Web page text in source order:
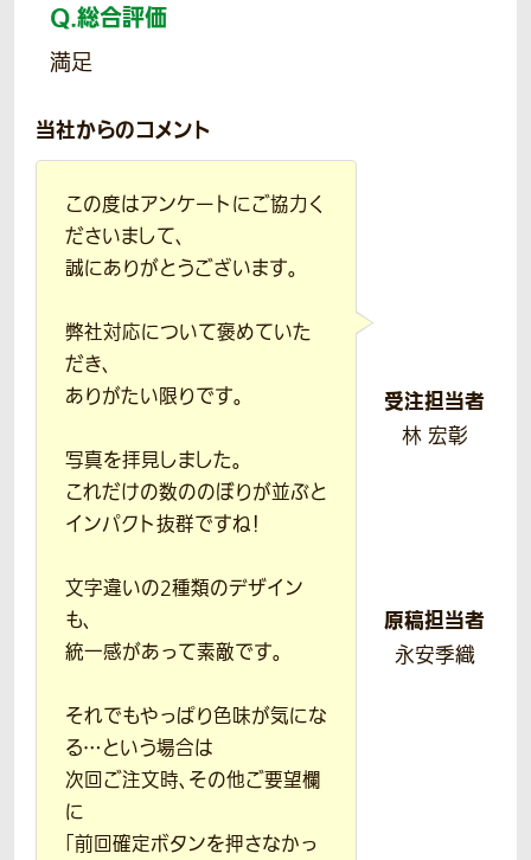
Q.総合評価
満足
当社からのコメント
この度はアンケートにご協力く
ださいまして、
誠にありがとうございます。
弊社対応について褒めていた
だき、
ありがたい限りです。
写真を拝見しました。
これだけの数ののぼりが並ぶと
インパクト抜群ですね！
文字違いの2種類のデザイン
も、
統一感があって素敵です。
それでもやっぱり色味が気にな
る…という場合は
次回ご注文時、その他ご要望欄
に
「前回確定ボタンを押さなかっ
受注担当者
林 宏彰
原稿担当者
永安季織